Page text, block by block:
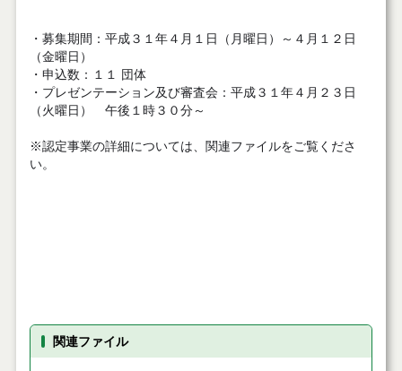
・募集期間：平成３１年４月１日（月曜日）～４月１２日
（金曜日）
・申込数：１１ 団体
・プレゼンテーション及び審査会：平成３１年４月２３日
（火曜日） 午後１時３０分～
※認定事業の詳細については、関連ファイルをご覧くださ
い。
関連ファイル